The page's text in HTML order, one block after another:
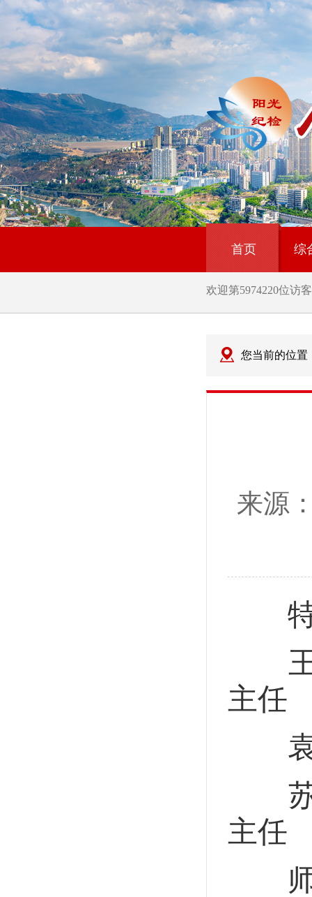
首页 综
欢迎第5974220位访客
您当前的位置
来源
特
王
主任
袁
苏
主任
师